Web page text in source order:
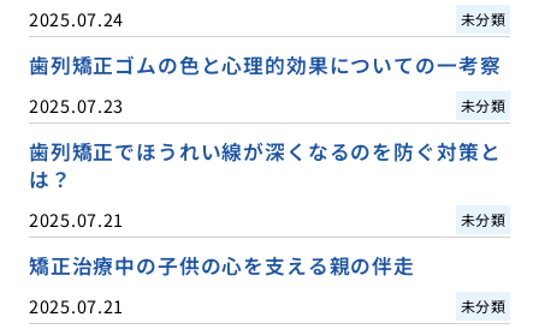
2025.07.24 未分類
歯列矯正ゴムの色と心理的効果についての一考察
2025.07.23 未分類
歯列矯正でほうれい線が深くなるのを防ぐ対策と
は？
2025.07.21 未分類
矯正治療中の子供の心を支える親の伴走
2025.07.21 未分類